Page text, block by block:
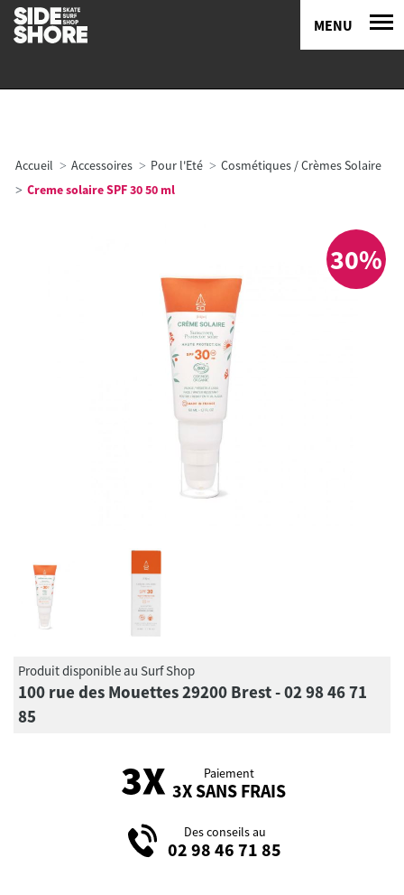
MENU
Accueil Accessoires Pour l'Eté
Cosmétiques / Crèmes Solaire
Creme solaire SPF 30 50 ml
30%
Produit disponible au Surf Shop
100 rue des Mouettes 29200 Brest - 02 98 46 71
85
Paiement
3X SANS FRAIS
Des conseils au
02 98 46 71 85